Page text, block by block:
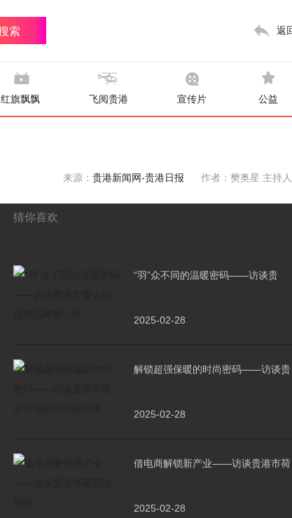
返
红旗飘飘 飞阅贵港 宣传片 公益
来源： 贵港新闻网-贵港日报 作者：樊奥星 主持人
猜你喜欢
“羽”众不同的温暖密码——访谈贵
2025-02-28
解锁超强保暖的时尚密码——访谈贵
2025-02-28
借电商解锁新产业——访谈贵港市荷
2025-02-28